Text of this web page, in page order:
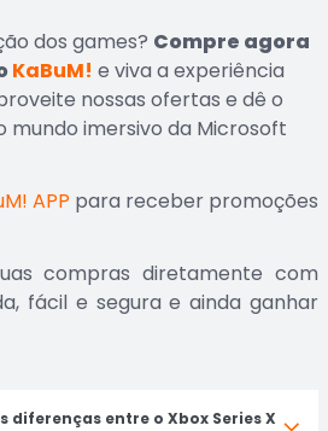
dos games? Compre agora
KaBuM! e viva a experiência
nossas ofertas e dê o
mundo imersivo da Microsoft
APP para receber promoções
compras diretamente com
fácil e segura e ainda ganhar
diferenças entre o Xbox Series X